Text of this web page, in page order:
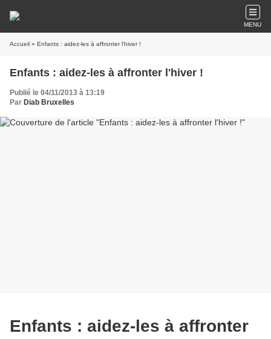
MENU
Accueil » Enfants : aidez-les à affronter l'hiver !
Enfants : aidez-les à affronter l'hiver !
Publié le 04/11/2013 à 13:19
Par Diab Bruxelles
Enfants : aidez-les à affronter